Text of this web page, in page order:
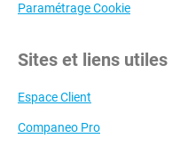
Paramétrage Cookie
Sites et liens utiles
Espace Client
Companeo Pro